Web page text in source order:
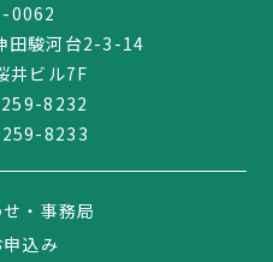
0062
田駿河台2-3-14
井ビル7F
8232
8233
・事務局
込み